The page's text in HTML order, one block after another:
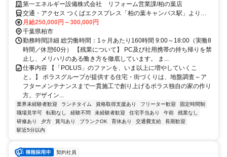
第一エネルギー設備株式会社 リフォーム営業課/柏の葉店
交通・アクセス つくばエクスプレス「柏の葉キャンパス駅」より徒
歩7分
月給250,000円～300,000円
千葉県柏市
勤務時間詳細 総労働時間：1ヶ月あたり160時間 9:00～18:00（実働8
時間／休憩60分） 【残業について】 PC及び社用携帯の持ち帰りを禁
止し、メリハリのある働き方を徹底しています。 ま...
仕事内容 【「POLUS」のファンを、いま以上に増やしていくこ
と。】 ポラスグループが提供する住宅・街づくりは、地盤調査～ア
フターメンテナンスまで一貫施工で創り上げるポラス独自の家の作り
方。デザイン...
業界未経験者歓迎 ランチタイム 資格取得支援あり フリーター歓迎
固定時間制
職場見学可
転勤なし 経験不問 未経験者歓迎 住宅手当あり 午前
残業なし
研修あり
夕方 賞与あり ブランクOK 育休あり 交通費支給
長期歓迎
駅近5分以内
契約社員